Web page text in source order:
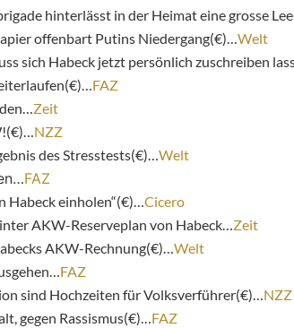
hinterlässt in der Heimat eine grosse
offenbart Putins Niedergang(€)… Welt
sich Habeck jetzt persönlich zuschreiben
FAZ
Zeit
NZZ
des Stresstests(€)… Welt
FAZ
Habeck einholen“(€)… Cicero
AKW-Reserveplan von Habeck… Zeit
AKW-Rechnung(€)… Welt
FAZ
sind Hochzeiten für Volksverführer(€)… NZZ
gegen Rassismus(€)… FAZ